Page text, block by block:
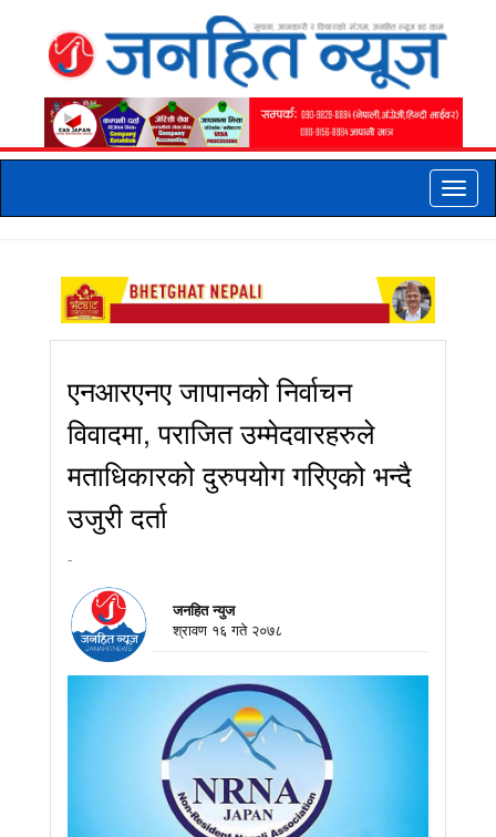
Toggle
एनआरएनए जापानको निर्वाचन
विवादमा, पराजित उम्मेदवारहरुले
मताधिकारको दुरुपयोग गरिएको भन्दै
उजुरी दर्ता
-
जनहित न्युज
श्रावण १६ गते २०७८